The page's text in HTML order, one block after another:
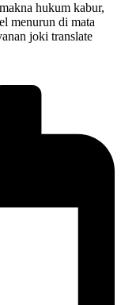
hukum kabur,
menurun di mata
joki translate